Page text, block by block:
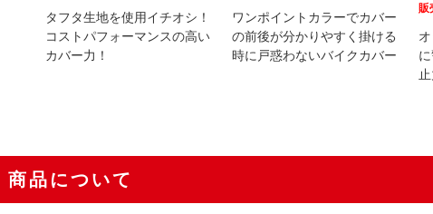
タフタ生地を使用イチオシ！
コストパフォーマンスの高い
カバー力！
ワンポイントカラーでカバー
の前後が分かりやすく掛ける
時に戸惑わないバイクカバー
販
商品について